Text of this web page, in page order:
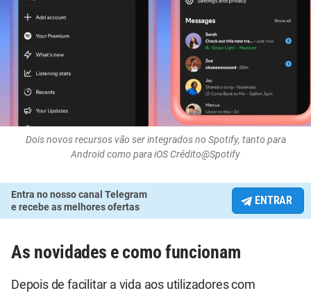
Dois novos recursos vão ser integrados no Spotify, tanto para
Android como para iOS Crédito@Spotify
Entra no nosso canal Telegram
e recebe as melhores ofertas
ENTRAR
As novidades e como funcionam
Depois de facilitar a vida aos utilizadores com